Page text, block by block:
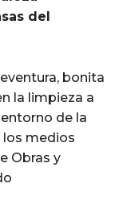
del
bonita
la limpieza a
de la
los medios
Obras y